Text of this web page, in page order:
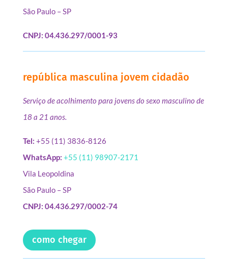
São Paulo – SP
CNPJ: 04.436.297/0001-93
república masculina jovem cidadão
Serviço de acolhimento para jovens do sexo masculino de
18 a 21 anos.
Tel: +55 (11) 3836-8126
WhatsApp: +55 (11) 98907-2171
Vila Leopoldina
São Paulo – SP
CNPJ: 04.436.297/0002-74
como chegar